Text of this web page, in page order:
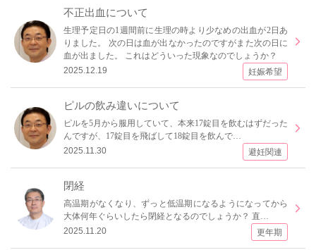
不正出血について
生理予定日の1週間前に生理の時より少なめの出血が2日あ
りました。 次の日は血が出なかったのですがまた次の日に
血が出ました。 これはどういった現象なのでしょうか？
2025.12.19
妊娠希望
ピルの飲み違いについて
ピルを5月から服用していて、本来17錠目を飲むはずだった
んですが、17錠目を飛ばして18錠目を飲んで…
2025.11.30
避妊関連
閉経
高温期がなくなり、ずっと低温期になるようになってから
大体何年ぐらいしたら閉経となるのでしょうか？ 直…
2025.11.20
更年期